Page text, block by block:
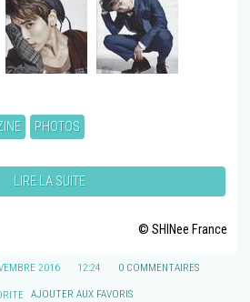
PHOTOS
LIRE LA SUITE
© SHINee France
2016 12:24 0 COMMENTAIRES
AJOUTER AUX FAVORIS